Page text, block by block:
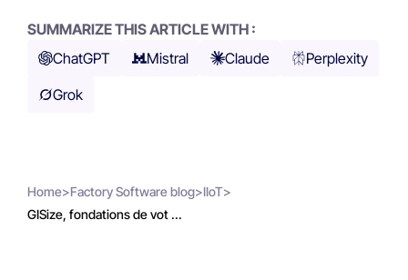
SUMMARIZE THIS ARTICLE WITH :
ChatGPT
Mistral Claude
Perplexity
Grok
Home>Factory Software blog>IIoT>
GISize, fondations de vot ...